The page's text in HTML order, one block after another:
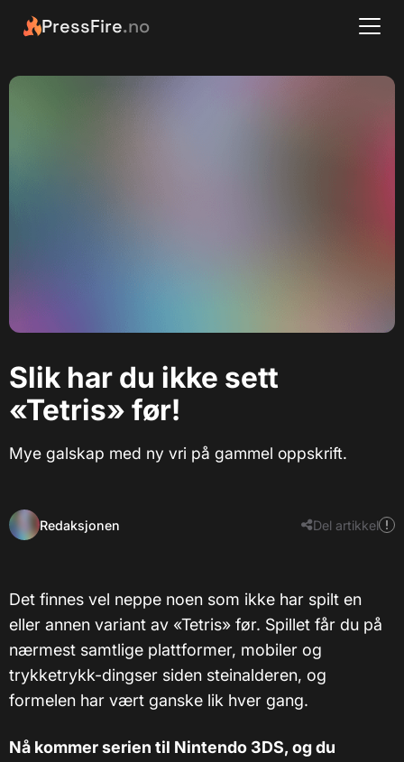
PressFire.no
Slik har du ikke sett
«Tetris» før!
Mye galskap med ny vri på gammel oppskrift.
Redaksjonen Del artikkel
Det finnes vel neppe noen som ikke har spilt en
eller annen variant av «Tetris» før. Spillet får du på
nærmest samtlige plattformer, mobiler og
trykketrykk-dingser siden steinalderen, og
formelen har vært ganske lik hver gang.
Nå kommer serien til Nintendo 3DS, og du